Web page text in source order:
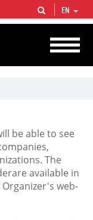
companies in the world
of proved hydrocarbon
EN
be able to see
The
available in
web-